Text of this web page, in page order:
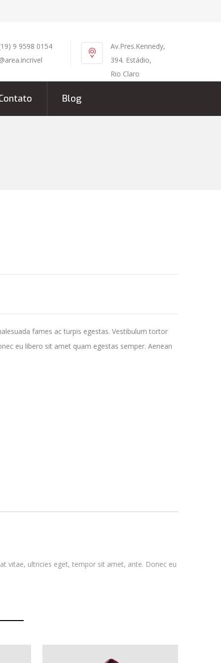
9 9598 0154
Av.Pres.Kennedy,
394. Estádio,
Rio Claro
Blog
fames ac turpis egestas. Vestibulum tortor
eu libero sit amet quam egestas semper. Aenean
vitae, ultricies eget, tempor sit amet, ante. Donec eu